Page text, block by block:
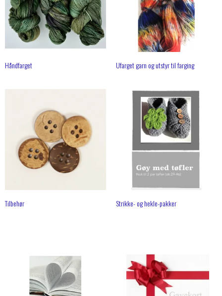
Håndfarget Ufarget garn og utstyr til farging
Tilbehør Strikke- og hekle-pakker